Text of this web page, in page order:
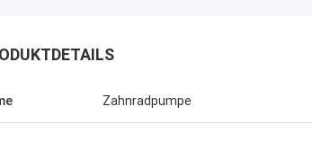
Zahnradpumpe